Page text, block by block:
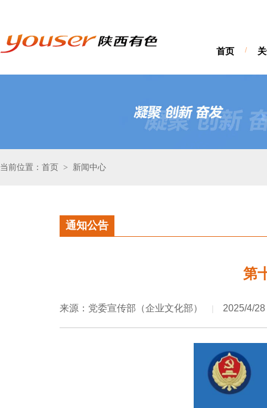
首页 /
当前位置：首页 > 新闻中心
通知公告
第
来源：党委宣传部（企业文化部） | 2025/4/